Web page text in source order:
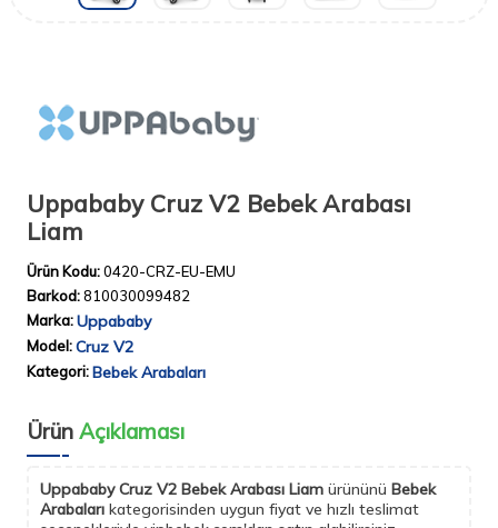
Uppababy Cruz V2 Bebek Arabası
Liam
Ürün Kodu:0420-CRZ-EU-EMU
Barkod:810030099482
Marka:Uppababy
Model:Cruz V2
Kategori:Bebek Arabaları
Ürün Açıklaması
Uppababy Cruz V2 Bebek Arabası Liam ürününü Bebek
Arabaları kategorisinden uygun fiyat ve hızlı teslimat